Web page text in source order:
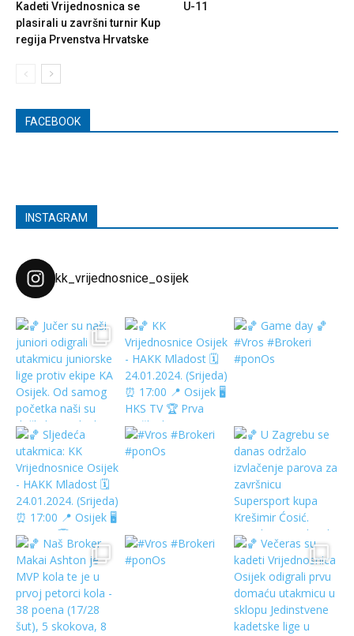
Kadeti Vrijednosnica se
plasirali u završni turnir Kup
regija Prvenstva Hrvatske
U-11
FACEBOOK
INSTAGRAM
kk_vrijednosnice_osijek